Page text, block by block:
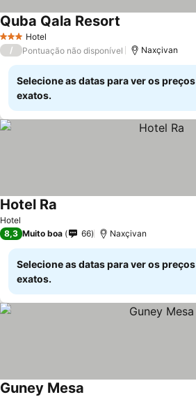
3 EstrelasHotel
Quba Qala Resort
/ Pontuação não disponível Naxçivan
Selecione as datas para ver os preços
exatos.
Hotel
Hotel Ra
8,3 Muito boa 66 Naxçivan
Selecione as datas para ver os preços
exatos.
Guney Mesa